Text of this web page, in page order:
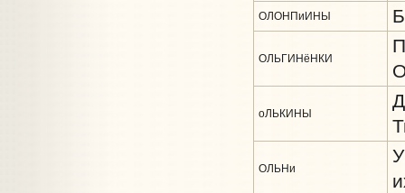
ОЛОНПиИНЫ
ОЛЬГИНёНКИ
оЛЬКИНЫ
ОЛЬНи